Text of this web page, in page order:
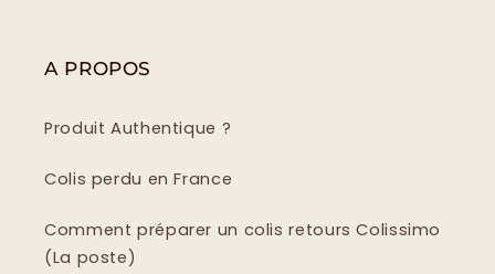
A PROPOS
Produit Authentique ?
Colis perdu en France
Comment préparer un colis retours Colissimo
(La poste)